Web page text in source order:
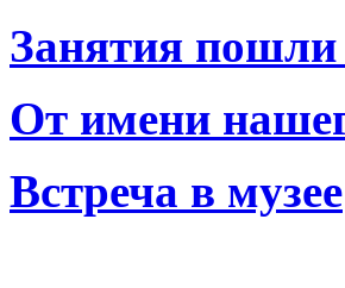
Занятия пошли
От имени
Встреча в музее